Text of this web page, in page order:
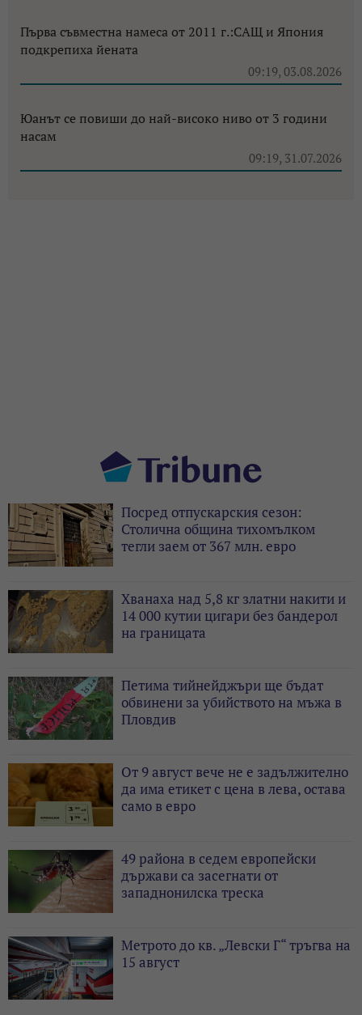
Първа съвместна намеса от 2011 г.:САЩ и Япония
подкрепиха йената
09:19, 03.08.2026
Юанът се повиши до най-високо ниво от 3 години
насам
09:19, 31.07.2026
Посред отпускарския сезон:
Столична община тихомълком
тегли заем от 367 млн. евро
Хванаха над 5,8 кг златни накити и
14 000 кутии цигари без бандерол
на границата
Петима тийнейджъри ще бъдат
обвинени за убийството на мъжа в
Пловдив
От 9 август вече не е задължително
да има етикет с цена в лева, остава
само в евро
49 района в седем европейски
държави са засегнати от
западнонилска треска
Метрото до кв. „Левски Г“ тръгва на
15 август